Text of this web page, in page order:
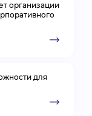
организации
для